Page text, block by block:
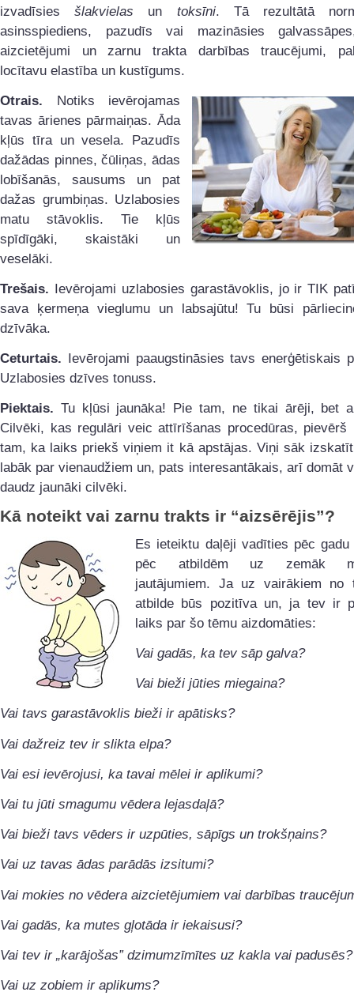
izvadīsiesšlakvielas un toksīni. Tā rezultātā
asinsspiediens, pazudīs vai mazināsies
aizcietējumi un zarnu trakta darbības traucējumi,
locītavu elastība un kustīgums.
Otrais. Notiks ievērojamas
tavas ārienes pārmaiņas. Āda
kļūs tīra un vesela. Pazudīs
dažādas pinnes, čūliņas, ādas
lobīšanās, sausums un pat
dažas grumbiņas. Uzlabosies
matu stāvoklis. Tie kļūs
spīdīgāki, skaistāki un
veselāki.
Trešais. Ievērojami uzlabosies garastāvoklis, jo ir TIK
sava ķermeņa vieglumu un labsajūtu! Tu būsi
dzīvāka.
Ceturtais. Ievērojami paaugstināsies tavs enerģētiskais
Uzlabosies dzīves tonuss.
Piektais. Tu kļūsi jaunāka! Pie tam, ne tikai ārēji, bet
Cilvēki, kas regulāri veic attīrīšanas procedūras, pievērš
tam, ka laiks priekš viņiem it kā apstājas. Viņi sāk
labāk par vienaudžiem un, pats interesantākais, arī domāt
daudz jaunāki cilvēki.
Kā noteikt vai zarnu trakts ir “aizsērējis”?
Es ieteiktu daļēji vadīties pēc
pēc atbildēm uz zemāk
jautājumiem. Ja uz vairākiem no
atbilde būs pozitīva un, ja tev ir
laiks par šo tēmu aizdomāties:
Vai gadās, ka tev sāp galva?
Vai bieži jūties miegaina?
Vai tavs garastāvoklis bieži ir apātisks?
Vai dažreiz tev ir slikta elpa?
Vai esi ievērojusi, ka tavai mēlei ir aplikumi?
Vai tu jūti smagumu vēdera lejasdaļā?
Vai bieži tavs vēders ir uzpūties, sāpīgs un trokšņains?
Vai uz tavas ādas parādās izsitumi?
Vai mokies no vēdera aizcietējumiem vai darbības
Vai gadās, ka mutes gļotāda ir iekaisusi?
Vai tev ir „karājošas” dzimumzīmītes uz kakla vai padusēs?
Vai uz zobiem ir aplikums?